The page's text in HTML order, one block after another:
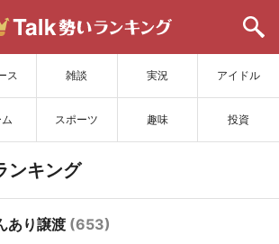
ス 雑談 実況 アイドル
スポーツ 趣味 投資
サイトを更新
ンキング
あり譲渡 (653)